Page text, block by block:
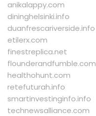
anikalappy.com
dininghelsinki.info
duanfrescariverside.info
etilerx.com
finestreplica.net
flounderandfumble.com
healthohunt.com
retefuturah.info
smartinvestinginfo.info
technewsalliance.com